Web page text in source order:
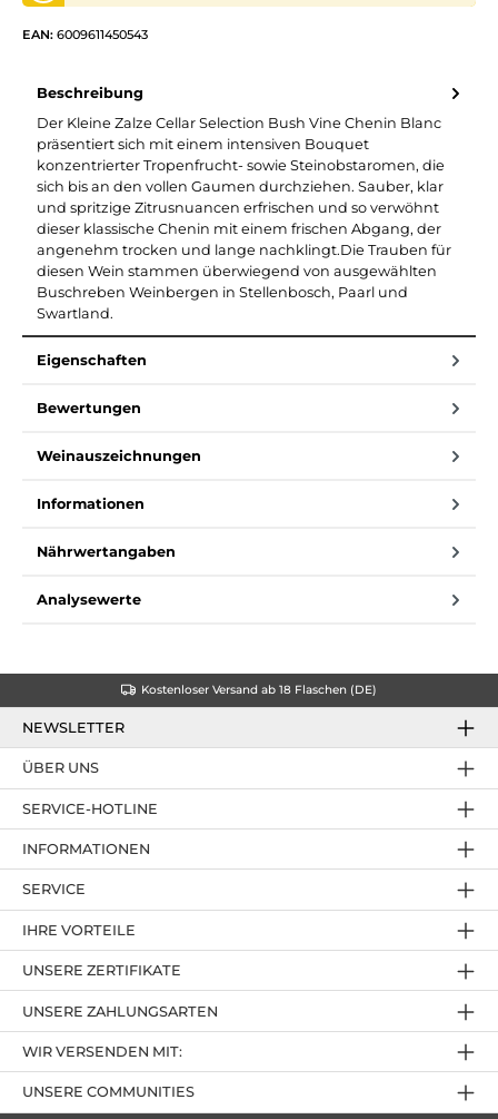
EAN: 6009611450543
Beschreibung
Der Kleine Zalze Cellar Selection Bush Vine Chenin Blanc
präsentiert sich mit einem intensiven Bouquet
konzentrierter Tropenfrucht- sowie Steinobstaromen, die
sich bis an den vollen Gaumen durchziehen. Sauber, klar
und spritzige Zitrusnuancen erfrischen und so verwöhnt
dieser klassische Chenin mit einem frischen Abgang, der
angenehm trocken und lange nachklingt.Die Trauben für
diesen Wein stammen überwiegend von ausgewählten
Buschreben Weinbergen in Stellenbosch, Paarl und
Swartland.
Eigenschaften
Bewertungen
Weinauszeichnungen
Informationen
Nährwertangaben
Analysewerte
Kostenloser Versand ab 18 Flaschen (DE)
NEWSLETTER
SERVICE-HOTLINE
IHRE VORTEILE
UNSERE ZAHLUNGSARTEN
ÜBER UNS
UNSERE ZERTIFIKATE
INFORMATIONEN
SERVICE
UNSERE COMMUNITIES
WIR VERSENDEN MIT: